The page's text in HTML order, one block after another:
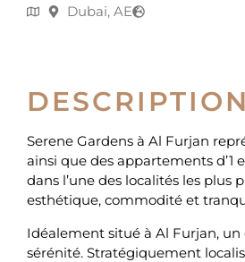
Dubai, AE
DESCRIPTION
Serene Gardens à Al Furjan
ainsi que des appartements d’1
dans l’une des localités les
esthétique, commodité et
Idéalement situé à Al Furjan,
sérénité. Stratégiquement